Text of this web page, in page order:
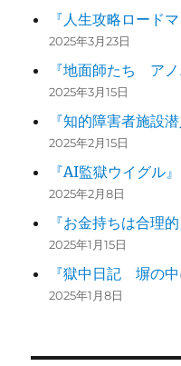
『人生攻略ロードマ
2025年3月23日
『地面師たち アノ
2025年3月15日
『知的障害者施設潜
2025年2月15日
『AI監獄ウイグル』
2025年2月8日
『お金持ちは合理的
2025年1月15日
『獄中日記 塀の中
2025年1月8日